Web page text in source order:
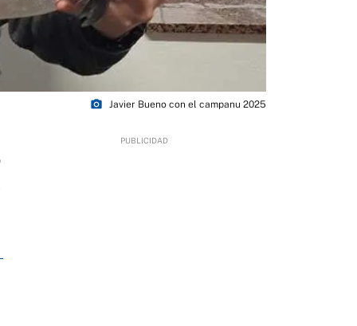
photo_camera Javier Bueno con el campanu 2025